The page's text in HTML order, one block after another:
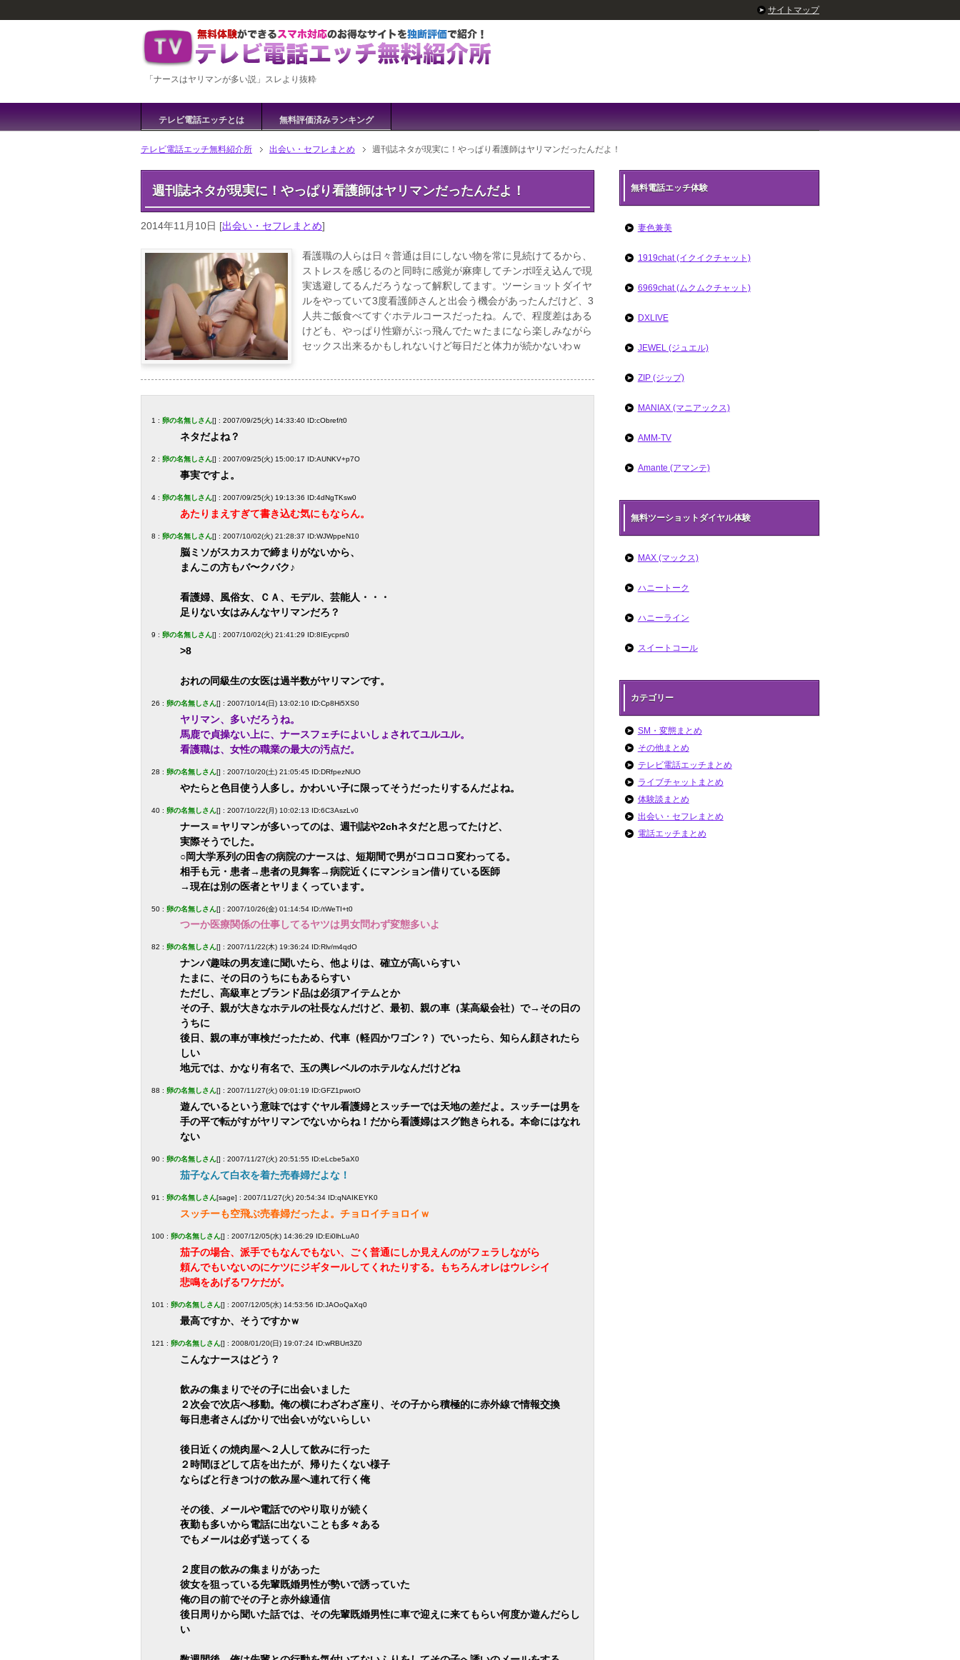
「ナースはヤリマンが多い説」スレより抜粋
テレビ電話エッチとは 無料評価済みランキング
テレビ電話エッチ無料紹介所 出会い・セフレまとめ 週刊誌ネタが現実に！やっぱり看護師はヤリマンだったんだよ！
週刊誌ネタが現実に！やっぱり看護師はヤリマンだったんだよ！
2014年11月10日 [出会い・セフレまとめ]
看護職の人らは日々普通は目にしない物を常に見続けてるから、
ストレスを感じるのと同時に感覚が麻痺してチンポ咥え込んで現
実逃避してるんだろうなって解釈してます。ツーショットダイヤ
ルをやっていて3度看護師さんと出会う機会があったんだけど、3
人共ご飯食べてすぐホテルコースだったね。んで、程度差はある
けども、やっぱり性癖がぶっ飛んでたｗたまになら楽しみながら
セックス出来るかもしれないけど毎日だと体力が続かないわｗ
1 : 卵の名無しさん[] : 2007/09/25(火) 14:33:40 ID:cObref/t0
ネタだよね？
2 : 卵の名無しさん[] : 2007/09/25(火) 15:00:17 ID:AUNKV+p7O
事実ですよ。
4 : 卵の名無しさん[] : 2007/09/25(火) 19:13:36 ID:4dNgTKsw0
あたりまえすぎて書き込む気にもならん。
8 : 卵の名無しさん[] : 2007/10/02(火) 21:28:37 ID:WJWppeN10
脳ミソがスカスカで締まりがないから、
まんこの方もバ〜クバク♪
看護婦、風俗女、ＣＡ、モデル、芸能人・・・
足りない女はみんなヤリマンだろ？
9 : 卵の名無しさん[] : 2007/10/02(火) 21:41:29 ID:8IEycprs0
>8
おれの同級生の女医は過半数がヤリマンです。
26 : 卵の名無しさん[] : 2007/10/14(日) 13:02:10 ID:Cp8Hi5XS0
ヤリマン、多いだろうね。
馬鹿で貞操ない上に、ナースフェチによいしょされてユルユル。
看護職は、女性の職業の最大の汚点だ。
28 : 卵の名無しさん[] : 2007/10/20(土) 21:05:45 ID:DRfpezNUO
やたらと色目使う人多し。かわいい子に限ってそうだったりするんだよね。
40 : 卵の名無しさん[] : 2007/10/22(月) 10:02:13 ID:6C3AszLv0
ナース＝ヤリマンが多いってのは、週刊誌や2chネタだと思ってたけど、
実際そうでした。
○岡大学系列の田舎の病院のナースは、短期間で男がコロコロ変わってる。
相手も元・患者→患者の見舞客→病院近くにマンション借りている医師
→現在は別の医者とヤリまくっています。
50 : 卵の名無しさん[] : 2007/10/26(金) 01:14:54 ID:/tWeTI+t0
つーか医療関係の仕事してるヤツは男女問わず変態多いよ
82 : 卵の名無しさん[] : 2007/11/22(木) 19:36:24 ID:Rlv/m4qdO
ナンパ趣味の男友達に聞いたら、他よりは、確立が高いらすい
たまに、その日のうちにもあるらすい
ただし、高級車とブランド品は必須アイテムとか
その子、親が大きなホテルの社長なんだけど、最初、親の車（某高級会社）で→その日の
うちに
後日、親の車が車検だったため、代車（軽四かワゴン？）でいったら、知らん顔されたら
しい
地元では、かなり有名で、玉の輿レベルのホテルなんだけどね
88 : 卵の名無しさん[] : 2007/11/27(火) 09:01:19 ID:GFZ1pwotO
遊んでいるという意味ではすぐヤル看護婦とスッチーでは天地の差だよ。スッチーは男を
手の平で転がすがヤリマンでないからね！だから看護婦はスグ飽きられる。本命にはなれ
ない
90 : 卵の名無しさん[] : 2007/11/27(火) 20:51:55 ID:eLcbe5aX0
茄子なんて白衣を着た売春婦だよな！
91 : 卵の名無しさん[sage] : 2007/11/27(火) 20:54:34 ID:qNAIKEYK0
スッチーも空飛ぶ売春婦だったよ。チョロイチョロイｗ
100 : 卵の名無しさん[] : 2007/12/05(水) 14:36:29 ID:Ei0lhLuA0
茄子の場合、派手でもなんでもない、ごく普通にしか見えんのがフェラしながら
頼んでもいないのにケツにジギタールしてくれたりする。もちろんオレはウレシイ
悲鳴をあげるワケだが。
101 : 卵の名無しさん[] : 2007/12/05(水) 14:53:56 ID:JAOoQaXq0
最高ですか、そうですかｗ
121 : 卵の名無しさん[] : 2008/01/20(日) 19:07:24 ID:wRBUrt3Z0
こんなナースはどう？
飲みの集まりでその子に出会いました
２次会で次店へ移動。俺の横にわざわざ座り、その子から積極的に赤外線で情報交換
毎日患者さんばかりで出会いがないらしい
後日近くの焼肉屋へ２人して飲みに行った
２時間ほどして店を出たが、帰りたくない様子
ならばと行きつけの飲み屋へ連れて行く俺
その後、メールや電話でのやり取りが続く
夜勤も多いから電話に出ないことも多々ある
でもメールは必ず送ってくる
２度目の飲みの集まりがあった
彼女を狙っている先輩既婚男性が勢いで誘っていた
俺の目の前でその子と赤外線通信
後日周りから聞いた話では、その先輩既婚男性に車で迎えに来てもらい何度か遊んだらし
い
無料電話エッチ体験
妻色兼美
1919chat (イクイクチャット)
6969chat (ムクムクチャット)
DXLIVE
JEWEL (ジュエル)
ZIP (ジップ)
MANIAX (マニアックス)
AMM-TV
Amante (アマンテ)
無料ツーショットダイヤル体験
MAX (マックス)
ハニートーク
ハニーライン
スイートコール
カテゴリー
SM・変態まとめ
その他まとめ
テレビ電話エッチまとめ
ライブチャットまとめ
体験談まとめ
出会い・セフレまとめ
電話エッチまとめ
サイトマップ